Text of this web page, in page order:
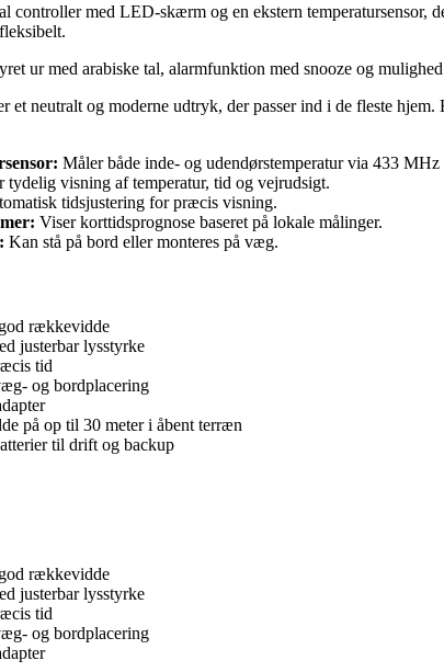
controller med LED-skærm og en ekstern
ur med arabiske tal, alarmfunktion med snooze og
et neutralt og moderne udtryk, der passer ind i de fleste
Måler både inde- og udendørstemperatur via 433 MHz
tydelig visning af temperatur, tid og vejrudsigt.
tidsjustering for præcis visning.
Viser korttidsprognose baseret på lokale målinger.
Kan stå på bord eller monteres på væg.
rækkevidde
justerbar lysstyrke
tid
og bordplacering
på op til 30 meter i åbent terræn
til drift og backup
rækkevidde
justerbar lysstyrke
tid
og bordplacering